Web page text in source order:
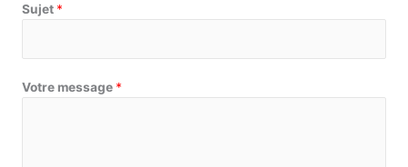
Sujet *
Votre message *